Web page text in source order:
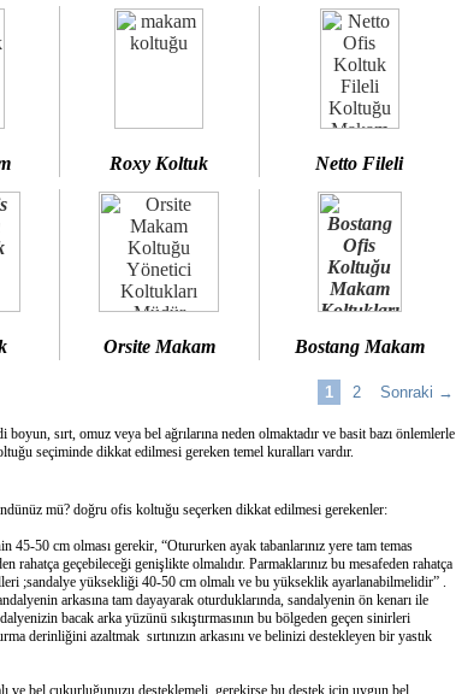
Roxy Koltuk Netto Fileli
Orsite Makam Bostang Makam
1 2 Sonraki →
boyun, sırt, omuz veya bel ağrılarına neden olmaktadır ve basit bazı önlemlerle
seçiminde dikkat edilmesi gereken temel kuralları vardır.
mü? doğru ofis koltuğu seçerken dikkat edilmesi gerekenler:
50 cm olması gerekir, “Otururken ayak tabanlarınız yere tam temas
rahatça geçebileceği genişlikte olmalıdır. Parmaklarınız bu mesafeden rahatça
;sandalye yüksekliği 40-50 cm olmalı ve bu yükseklik ayarlanabilmelidir” .
arkasına tam dayayarak oturduklarında, sandalyenin ön kenarı ile
bacak arka yüzünü sıkıştırmasının bu bölgeden geçen sinirleri
derinliğini azaltmak sırtınızın arkasını ve belinizi destekleyen bir yastık
ve bel çukurluğunuzu desteklemeli, gerekirse bu destek için uygun bel